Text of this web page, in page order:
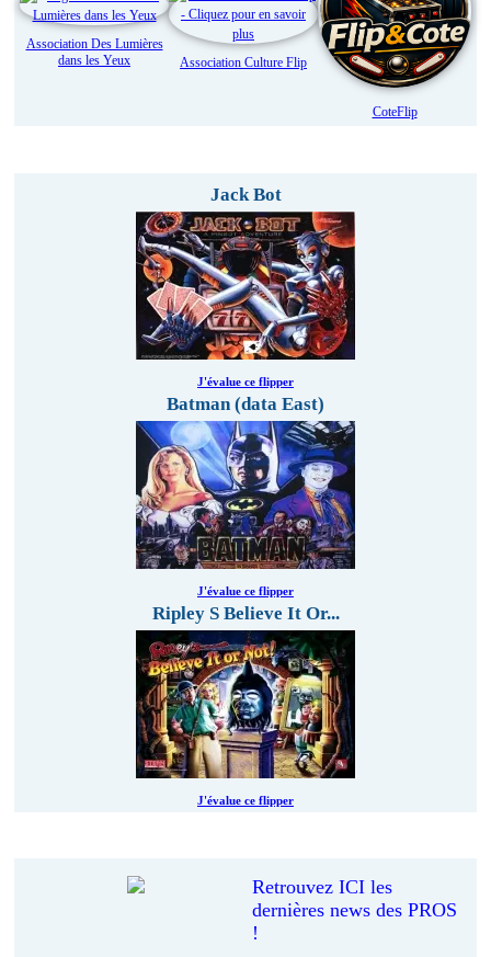
Association Des Lumières
dans les Yeux
Association Culture Flip
CoteFlip
Jack Bot
J'évalue ce flipper
Batman (data East)
J'évalue ce flipper
Ripley S Believe It Or...
J'évalue ce flipper
Retrouvez ICI les
dernières news des PROS
!